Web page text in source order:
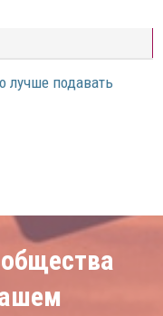
лучше подавать